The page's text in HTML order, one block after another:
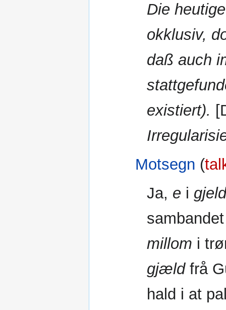
Die
okklusiv,
daß auch
existiert).
Motsegn (
Ja, e i
millom i
gjældfrå
hald i at